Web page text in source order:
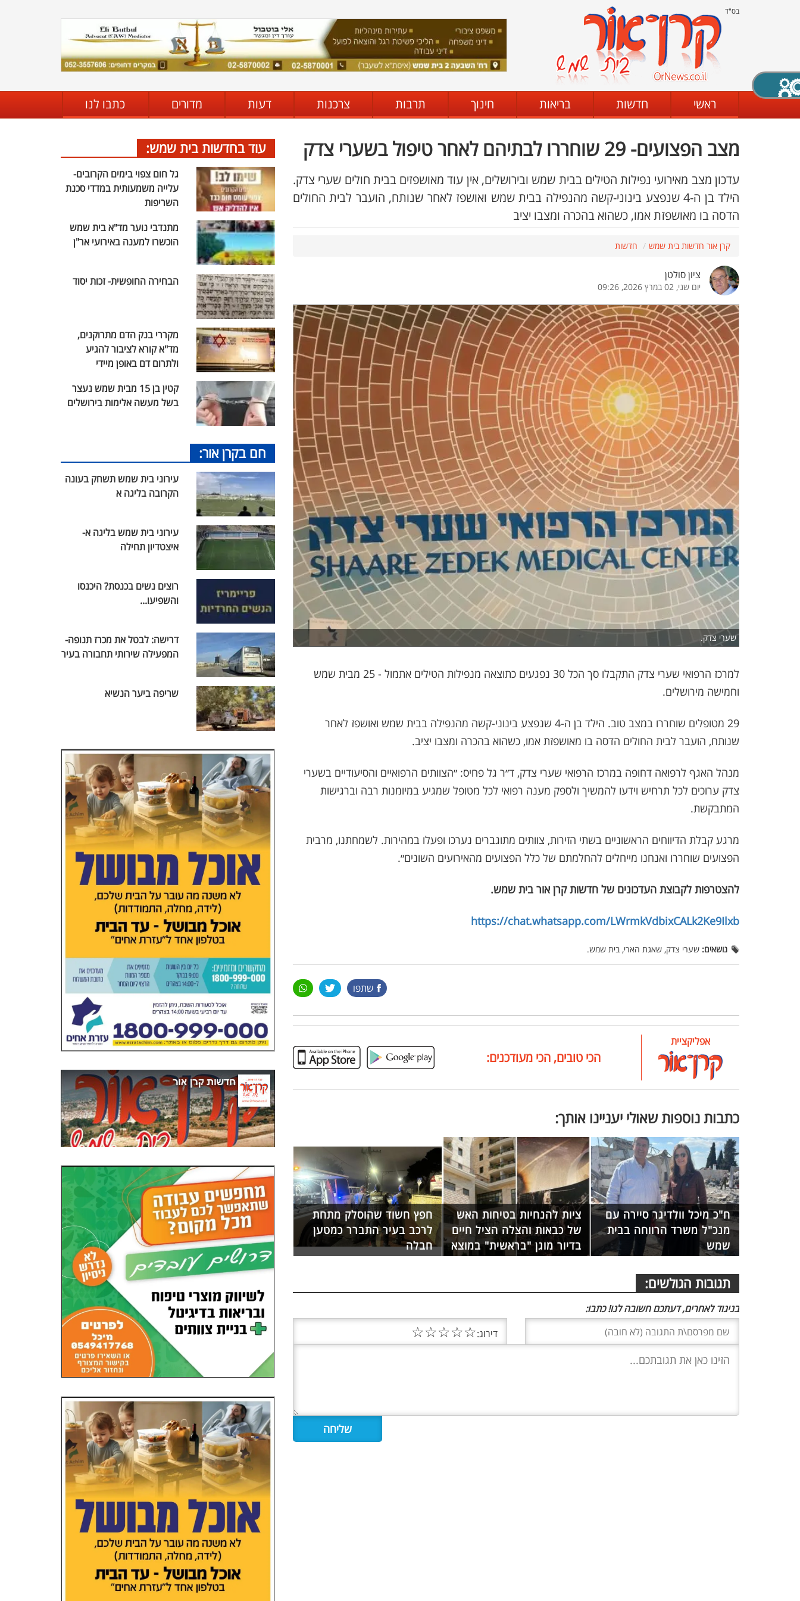
בס"ד
ראשי חדשות בריאות חינוך תרבות צרכנות דעות מדורים כתבו לנו
מצב הפצועים- 29 שוחררו לבתיהם לאחר טיפול בשערי צדק
עדכון מצב מאירועי נפילות הטילים בבית שמש ובירושלים, אין עוד מאושפזים בבית חולים שערי צדק.
הילד בן ה-4 שנפצע בינוני-קשה מהנפילה בבית שמש ואושפז לאחר שנותח, הועבר לבית החולים
הדסה בו מאושפזת אמו, כשהוא בהכרה ומצבו יציב
קרן אור חדשות בית שמש חדשות
ציון סולטן
יום שני, 02 במרץ 2026, 09:26
שערי צדק.
למרכז הרפואי שערי צדק התקבלו סך הכל 30 נפגעים כתוצאה מנפילות הטילים אתמול - 25 מבית שמש
וחמישה מירושלים.
29 מטופלים שוחררו במצב טוב. הילד בן ה-4 שנפצע בינוני-קשה מהנפילה בבית שמש ואושפז לאחר
שנותח, הועבר לבית החולים הדסה בו מאושפזת אמו, כשהוא בהכרה ומצבו יציב.
מנהל האגף לרפואה דחופה במרכז הרפואי שערי צדק, ד״ר גל פחיס: ״הצוותים הרפואיים והסיעודיים בשערי
צדק ערוכים לכל תרחיש וידעו להמשיך ולספק מענה רפואי לכל מטופל שמגיע במיומנות רבה וברגישות
המתבקשת.
מרגע קבלת הדיווחים הראשוניים בשתי הזירות, צוותים מתוגברים נערכו ופעלו במהירות. לשמחתנו, מרבית
הפצועים שוחררו ואנחנו מייחלים להחלמתם של כלל הפצועים מהאירועים השונים״.
להצטרפות לקבוצת העדכונים של חדשות קרן אור בית שמש.
https://chat.whatsapp.com/LWrmkVdbixCALk2Ke9Ilxb
נושאים: שערי צדק, שאגת הארי, בית שמש.
שתפו
אפליקציית
הכי טובים, הכי מעודכנים:
כתבות נוספות שאולי יעניינו אותך:
ח"כ מיכל וולדיגר סיירה עם
מנכ"ל משרד הרווחה בבית
שמש
ציות להנחיות בטיחות האש
של כבאות והצלה הציל חיים
בדיור מוגן "בראשית" במוצא
חפץ חשוד שהוסלק מתחת
לרכב בעיר התברר כמטען
חבלה
תגובות הגולשים:
בניגוד לאחרים, דעתכם חשובה לנו! כתבו:
דירוג:☆
☆
☆
☆
☆
עוד בחדשות בית שמש:
גל חום צפוי בימים הקרובים-
עלייה משמעותית במדדי סכנת
השריפות
מתנדבי נוער מד"א בית שמש
הוכשרו למענה באירועי אר"ן
הבחירה החופשית- זכות יסוד
מקררי בנק הדם מתרוקנים,
מד"א קורא לציבור להגיע
ולתרום דם באופן מיידי
קטין בן 15 מבית שמש נעצר
בשל מעשה אלימות בירושלים
חם בקרן אור:
עירוני בית שמש תשחק בעונה
הקרובה בליגה א
עירוני בית שמש בליגה א-
איצטדיון תחילה
רוצים נשים בכנסת? היכנסו
והשפיעו...
דרישה: לבטל את מכרז תנופה-
המפעילה שירותי תחבורה בעיר
שריפה ביער הנשיא
X סגירה
מצב שחור - לבן קביעת ניגודיות
גופן קריא הגדלת האתר
הדגשת קישורים הדגשת כותרות
כיבוי הבהובים התאמת קריאה